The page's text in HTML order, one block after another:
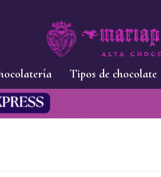
Tipos de chocolate